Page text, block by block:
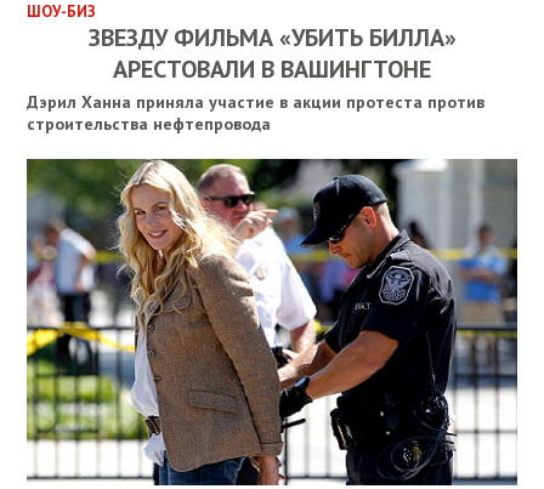
ШОУ-БИЗ
ЗВЕЗДУ ФИЛЬМА «УБИТЬ БИЛЛА»
АРЕСТОВАЛИ В ВАШИНГТОНЕ
Дэрил Ханна приняла участие в акции протеста против
строительства нефтепровода